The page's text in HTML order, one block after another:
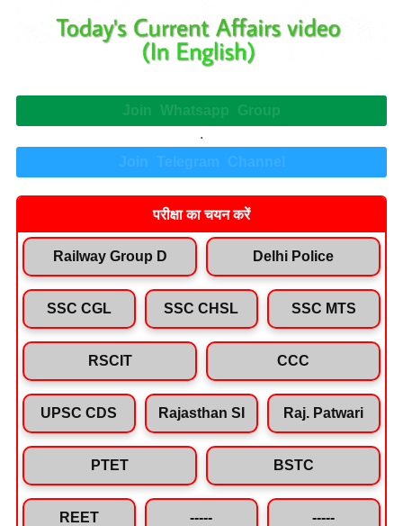
Join Whatsapp Group
.
Join Telegram Channel
परीक्षा का चयन करें
Railway Group D Delhi Police
SSC CGL SSC CHSL SSC MTS
RSCIT CCC
UPSC CDS Rajasthan SI Raj. Patwari
PTET BSTC
REET ----- -----